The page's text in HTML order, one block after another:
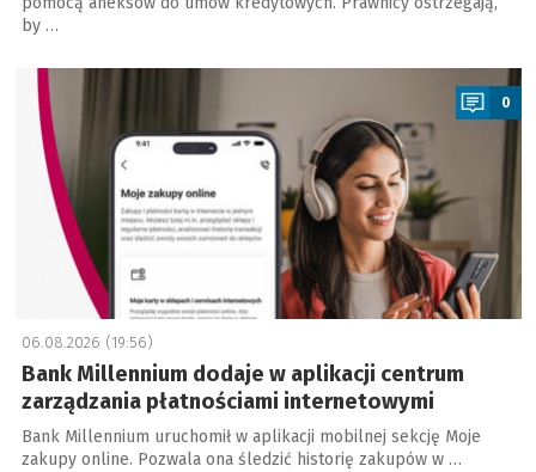
by …
0
06.08.2026 (19:56)
Bank Millennium dodaje w aplikacji centrum
zarządzania płatnościami internetowymi
Bank Millennium uruchomił w aplikacji mobilnej sekcję Moje
zakupy online. Pozwala ona śledzić historię zakupów w …